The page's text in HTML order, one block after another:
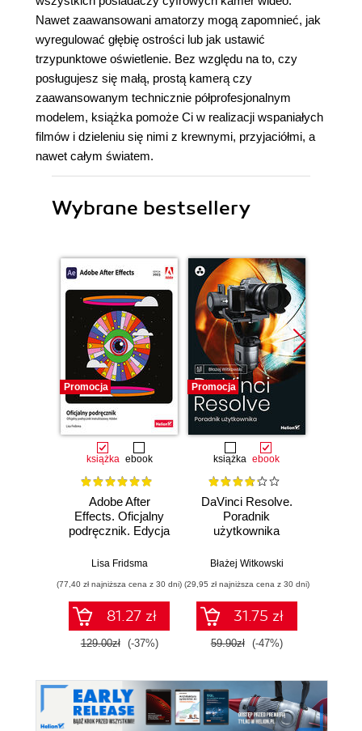
Nawet zaawansowani amatorzy mogą zapomnieć, jak
wyregulować głębię ostrości lub jak ustawić
trzypunktowe oświetlenie. Bez względu na to, czy
posługujesz się małą, prostą kamerą czy
zaawansowanym technicznie półprofesjonalnym
modelem, książka pomoże Ci w realizacji wspaniałych
filmów i dzieleniu się nimi z krewnymi, przyjaciółmi, a
nawet całym światem.
Wybrane bestsellery
Promocja
książka ebook
Adobe After
Effects. Oficjalny
podręcznik. Edycja
Lisa Fridsma
(77,40 zł najniższa cena z 30 dni)
81.27 zł
129.00zł (-37%)
Promocja
książka ebook
DaVinci Resolve.
Poradnik
użytkownika
Błażej Witkowski
(29,95 zł najniższa cena z 30 dni)
31.75 zł
59.90zł (-47%)